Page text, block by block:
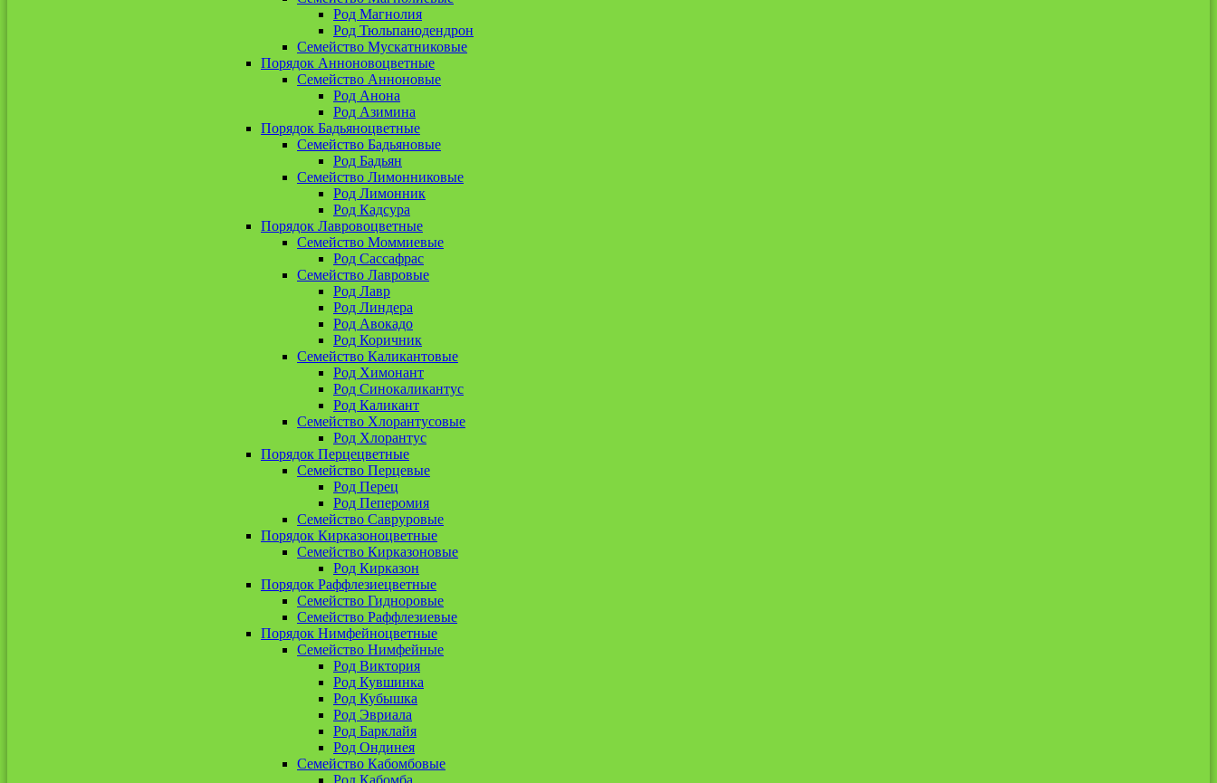
Род Магнолия
Род Тюльпанодендрон
Семейство Мускатниковые
Порядок Анноновоцветные
Семейство Анноновые
Род Анона
Род Азимина
Порядок Бадьяноцветные
Семейство Бадьяновые
Род Бадьян
Семейство Лимонниковые
Род Лимонник
Род Кадсура
Порядок Лавровоцветные
Семейство Моммиевые
Род Сассафрас
Семейство Лавровые
Род Лавр
Род Линдера
Род Авокадо
Род Коричник
Семейство Каликантовые
Род Химонант
Род Синокаликантус
Род Каликант
Семейство Хлорантусовые
Род Хлорантус
Порядок Перцецветные
Семейство Перцевые
Род Перец
Род Пеперомия
Семейство Савруровые
Порядок Кирказоноцветные
Семейство Кирказоновые
Род Кирказон
Порядок Раффлезиецветные
Семейство Гидноровые
Семейство Раффлезиевые
Порядок Нимфейноцветные
Семейство Нимфейные
Род Виктория
Род Кувшинка
Род Кубышка
Род Эвриала
Род Барклайя
Род Ондинея
Семейство Кабомбовые
Род Кабомба